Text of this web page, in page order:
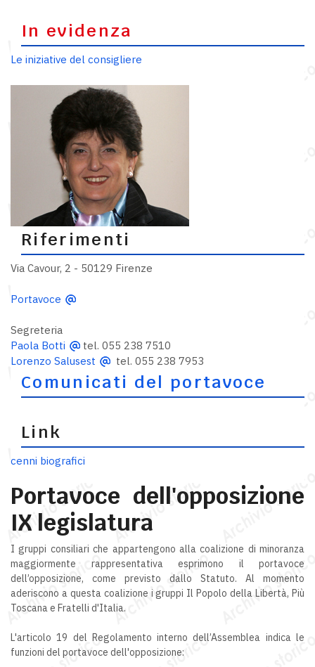
In evidenza
Le iniziative del consigliere
Riferimenti
Via Cavour, 2 - 50129 Firenze
Portavoce
Segreteria
Paola Botti
tel. 055 238 7510
Lorenzo Salusest
tel. 055 238 7953
Comunicati del portavoce
Link
cenni biografici
Portavoce dell'opposizione
IX legislatura
I gruppi consiliari che appartengono alla coalizione di minoranza
maggiormente rappresentativa esprimono il portavoce
dell’opposizione, come previsto dallo Statuto. Al momento
aderiscono a questa coalizione i gruppi Il Popolo della Libertà, Più
Toscana e Fratelli d'Italia.
L'articolo 19 del Regolamento interno dell’Assemblea indica le
funzioni del portavoce dell'opposizione: